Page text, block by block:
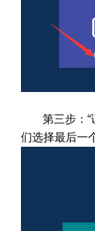
第三步：
们选择最后一